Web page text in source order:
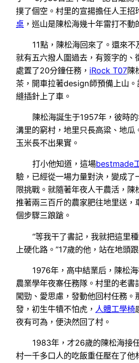
撲了個空。村里的宣揚擔任人王招
桌 ，巡山是陳松海幾十年雷打不動
11點，陳松海回來了。還來不
就有五六撥人圍過去，有簽字的
處置了20分鐘任務， iRock T07陳
茶，開車拉著design師預備上山
縫插針上了車。
陳松海誕生于1957年，彼時
溝里的窮村，地里只長高粱、地瓜
玉米長不出果實。
打小他知道，這場bestmade
驗，已經從一場力量對決，變成了
限挑戰。就隨著年夜人干農活，陳
推著兩三百斤的農家肥往地里送，
個步驟三踉蹌。
“等我干了書記，我就把這里
上硬化路。”17歲的他，站在地頭
1976年，高中結業后，陳松
農業學年夜寨任務隊。村里的老書
闖勁、愛思慮，發動他回村任務。
發，初生牛犢不怕虎， 人體工學椅
夜有可為，便決然回了村。
1983年，才26歲的陳松海接
村一千多口人的吃飯重任壓在了他